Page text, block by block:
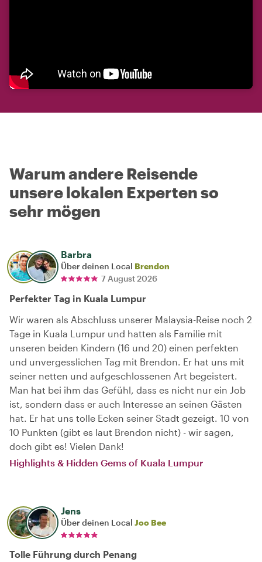
Warum andere Reisende
unsere lokalen Experten so
sehr mögen
Barbra
Über deinen Local Brendon
7 August 2026
Perfekter Tag in Kuala Lumpur
Wir waren als Abschluss unserer Malaysia-Reise noch 2
Tage in Kuala Lumpur und hatten als Familie mit
unseren beiden Kindern (16 und 20) einen perfekten
und unvergesslichen Tag mit Brendon. Er hat uns mit
seiner netten und aufgeschlossenen Art begeistert.
Man hat bei ihm das Gefühl, dass es nicht nur ein Job
ist, sondern dass er auch Interesse an seinen Gästen
hat. Er hat uns tolle Ecken seiner Stadt gezeigt. 10 von
10 Punkten (gibt es laut Brendon nicht) - wir sagen,
doch gibt es! Vielen Dank!
Highlights & Hidden Gems of Kuala Lumpur
Jens
Über deinen Local Joo Bee
Tolle Führung durch Penang